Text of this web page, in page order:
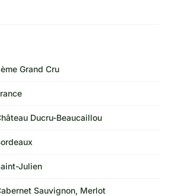
Grand Cru
Ducru-Beaucaillou
Julien
Sauvignon, Merlot